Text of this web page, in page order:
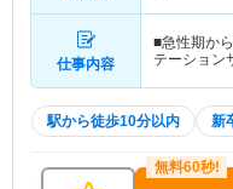
仕事内容
■急性期か
テーション
駅から徒歩10分以内 新